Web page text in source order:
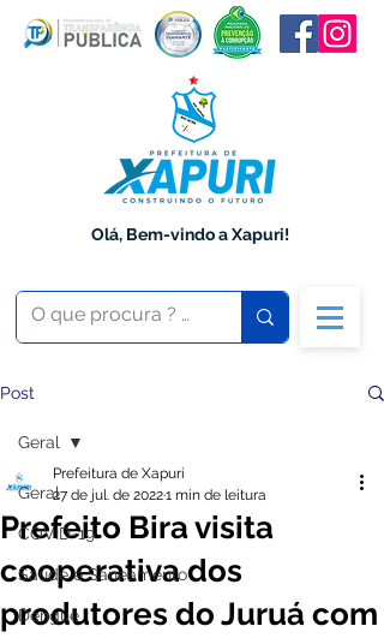
Olá, Bem-vindo a Xapuri!
Post
Geral
COVID-19
Saúde e Saneamento
Dengue
Geral
Prefeito Bira visita
cooperativa dos
produtores do Juruá com
Prefeitura de Xapuri
27 de jul. de 20221 min de leitura